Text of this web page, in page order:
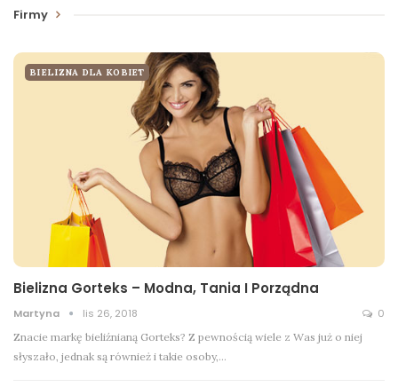
Firmy
BIELIZNA DLA KOBIET
Bielizna Gorteks – Modna, Tania I Porządna
Martyna lis 26, 2018 0
Znacie markę bieliźnianą Gorteks? Z pewnością wiele z Was już o niej
słyszało, jednak są również i takie osoby,…